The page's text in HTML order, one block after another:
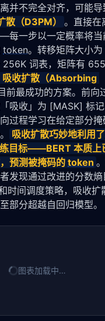
并不完全对齐，可能
散（D3PM） 。直接在
每一步以一定概率将当
token。转移矩阵大小
256K 词表，矩阵有
前最成功的方案。前向
吸收」为 [MASK] 标
过程学习在给定部分掩
。 吸收扩散巧妙地利用
练目标——BERT 本质上
预测被掩码的 token
发现通过改进的分数
时间调度策略，吸收扩
部分超越自回归模型。
图表加载中…